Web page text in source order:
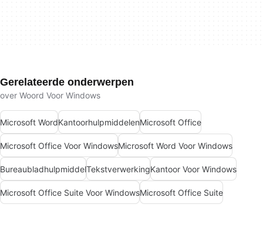
Gerelateerde onderwerpen
over Woord Voor Windows
Microsoft WordKantoorhulpmiddelenMicrosoft Office
Microsoft Office Voor WindowsMicrosoft Word Voor Windows
BureaubladhulpmiddelTekstverwerkingKantoor Voor Windows
Microsoft Office Suite Voor WindowsMicrosoft Office Suite